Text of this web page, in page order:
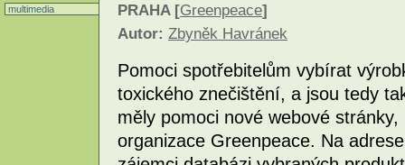
multimedia
PRAHA [Greenpeace]
Autor: Zbyněk Havránek
Pomoci spotřebitelům vybírat
toxického znečištění, a jsou tedy
měly pomoci nové webové
organizace Greenpeace. Na